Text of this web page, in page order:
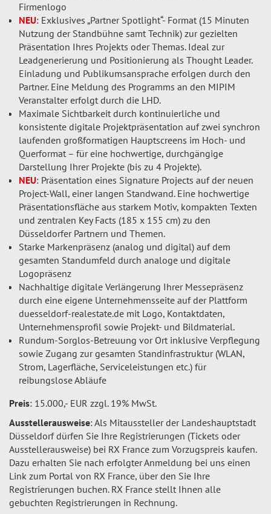
Firmenlogo
NEU: Exklusives „Partner Spotlight“- Format (15 Minuten
Nutzung der Standbühne samt Technik) zur gezielten
Präsentation Ihres Projekts oder Themas. Ideal zur
Leadgenerierung und Positionierung als Thought Leader.
Einladung und Publikumsansprache erfolgen durch den
Partner. Eine Meldung des Programms an den MIPIM
Veranstalter erfolgt durch die LHD.
Maximale Sichtbarkeit durch kontinuierliche und
konsistente digitale Projektpräsentation auf zwei synchron
laufenden großformatigen Hauptscreens im Hoch- und
Querformat – für eine hochwertige, durchgängige
Darstellung Ihrer Projekte (bis zu 4 Projekte).
NEU: Präsentation eines Signature Projects auf der neuen
Project-Wall, einer langen Standwand. Eine hochwertige
Präsentationsfläche aus starkem Motiv, kompakten Texten
und zentralen Key Facts (185 x 155 cm) zu den
Düsseldorfer Partnern und Themen.
Starke Markenpräsenz (analog und digital) auf dem
gesamten Standumfeld durch analoge und digitale
Logopräsenz
Nachhaltige digitale Verlängerung Ihrer Messepräsenz
durch eine eigene Unternehmensseite auf der Plattform
duesseldorf-realestate.de mit Logo, Kontaktdaten,
Unternehmensprofil sowie Projekt- und Bildmaterial.
Rundum-Sorglos-Betreuung vor Ort inklusive Verpflegung
sowie Zugang zur gesamten Standinfrastruktur (WLAN,
Strom, Lagerfläche, Serviceleistungen etc.) für
reibungslose Abläufe
Preis: 15.000,- EUR zzgl. 19% MwSt.
Ausstellerausweise: Als Mitaussteller der Landeshauptstadt
Düsseldorf dürfen Sie Ihre Registrierungen (Tickets oder
Ausstellerausweise) bei RX France zum Vorzugspreis kaufen.
Dazu erhalten Sie nach erfolgter Anmeldung bei uns einen
Link zum Portal von RX France, über den Sie Ihre
Registrierungen buchen. RX France stellt Ihnen alle
gebuchten Registrierungen in Rechnung.